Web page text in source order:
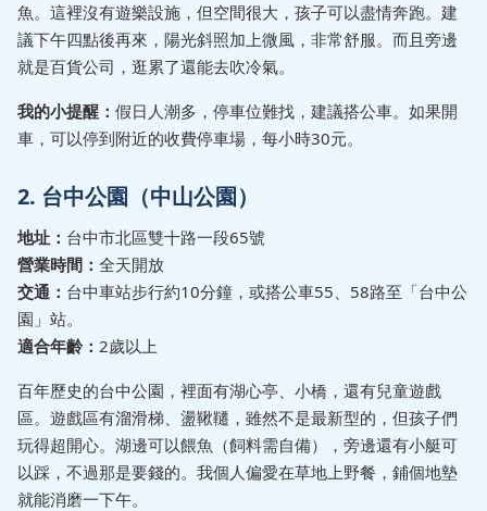
魚。這裡沒有遊樂設施，但空間很大，孩子可以盡情奔跑。建
議下午四點後再來，陽光斜照加上微風，非常舒服。而且旁邊
就是百貨公司，逛累了還能去吹冷氣。
我的小提醒： 假日人潮多，停車位難找，建議搭公車。如果開
車，可以停到附近的收費停車場，每小時30元。
2. 台中公園（中山公園）
地址： 台中市北區雙十路一段65號
營業時間： 全天開放
交通： 台中車站步行約10分鐘，或搭公車55、58路至「台中公
園」站。
適合年齡： 2歲以上
百年歷史的台中公園，裡面有湖心亭、小橋，還有兒童遊戲
區。遊戲區有溜滑梯、盪鞦韆，雖然不是最新型的，但孩子們
玩得超開心。湖邊可以餵魚（飼料需自備），旁邊還有小艇可
以踩，不過那是要錢的。我個人偏愛在草地上野餐，鋪個地墊
就能消磨一下午。